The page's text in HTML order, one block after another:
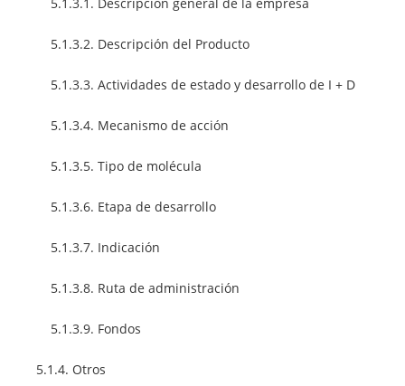
5.1.3.2. Descripción del Producto
5.1.3.3. Actividades de estado y desarrollo de I + D
5.1.3.4. Mecanismo de acción
5.1.3.5. Tipo de molécula
5.1.3.6. Etapa de desarrollo
5.1.3.7. Indicación
5.1.3.8. Ruta de administración
5.1.3.9. Fondos
5.1.4. Otros